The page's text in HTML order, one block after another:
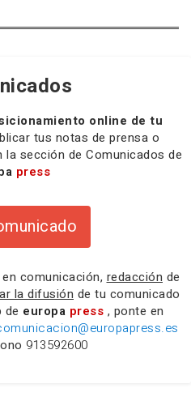
online de tu
tus notas de prensa o
sección de Comunicados de
press
en comunicación, redacción de
la difusión de tu comunicado
de europa press , ponte en
913592600